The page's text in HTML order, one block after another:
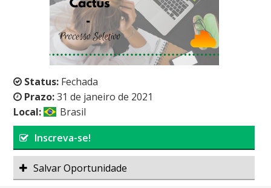
Status: Fechada
Prazo:31 de janeiro de 2021
Local:
Brasil
Inscreva-se!
Salvar Oportunidade